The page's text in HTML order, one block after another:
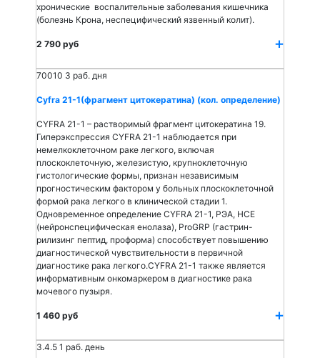
хронические воспалительные заболевания кишечника
(болезнь Крона, неспецифический язвенный колит).
2 790 руб
70010 3 раб. дня
Cyfra 21-1(фрагмент цитокератина) (кол. определение)
CYFRA 21-1 – растворимый фрагмент цитокератина 19.
Гиперэкспрессия CYFRA 21-1 наблюдается при
немелкоклеточном раке легкого, включая
плоскоклеточную, железистую, крупноклеточную
гистологические формы, признан независимым
прогностическим фактором у больных плоскоклеточной
формой рака легкого в клинической стадии 1.
Одновременное определение CYFRA 21-1, РЭА, НСЕ
(нейронспецифическая енолаза), ProGRP (гастрин-
рилизинг пептид, проформа) способствует повышению
диагностической чувствительности в первичной
диагностике рака легкого.CYFRA 21-1 также является
информативным онкомаркером в диагностике рака
мочевого пузыря.
1 460 руб
3.4.5 1 раб. день